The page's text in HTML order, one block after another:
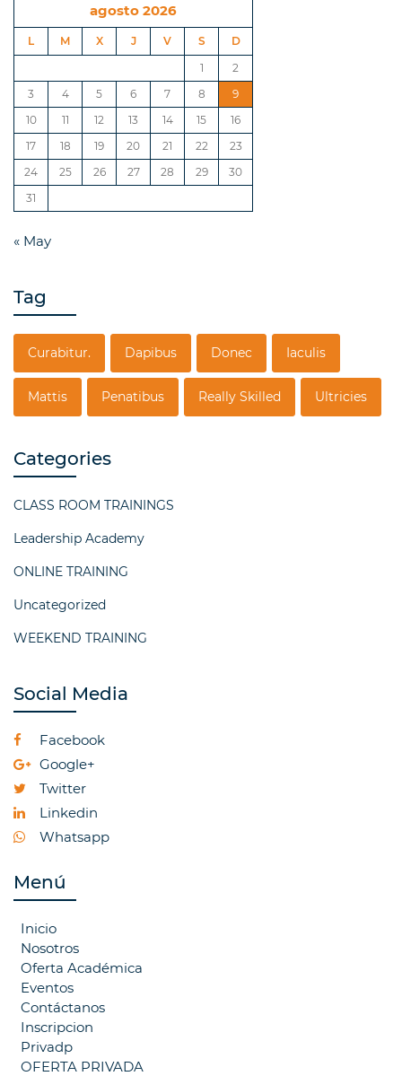
agosto 2026
L M X J V S
D
1
2
3
4 5 6 7 8
9
10
11 12 13 14 15
16
17
18 19 20 21 22
23
24
25 26 27 28 29
30
31
« May
Tag
Curabitur. Dapibus Donec Iaculis
Mattis Penatibus Really Skilled Ultricies
Categories
CLASS ROOM TRAININGS
Leadership Academy
ONLINE TRAINING
Uncategorized
WEEKEND TRAINING
Social Media
Facebook
Google+
Twitter
Linkedin
Whatsapp
Menú
Inicio
Nosotros
Oferta Académica
Eventos
Contáctanos
Inscripcion
Privadp
OFERTA PRIVADA